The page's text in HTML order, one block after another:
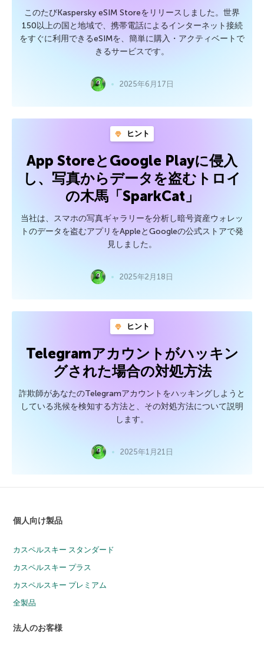
このたびKaspersky eSIM Storeをリリースしました。世界
150以上の国と地域で、携帯電話によるインターネット接続
をすぐに利用できるeSIMを、簡単に購入・アクティベートで
きるサービスです。
2025年6月17日
ヒント
App StoreとGoogle Playに侵入
し、写真からデータを盗むトロイ
の木馬「SparkCat」
当社は、スマホの写真ギャラリーを分析し暗号資産ウォレッ
トのデータを盗むアプリをAppleとGoogleの公式ストアで発
見しました。
2025年2月18日
ヒント
Telegramアカウントがハッキン
グされた場合の対処方法
詐欺師があなたのTelegramアカウントをハッキングしようと
している兆候を検知する方法と、その対処方法について説明
します。
2025年1月21日
個人向け製品
カスペルスキー スタンダード
カスペルスキー プラス
カスペルスキー プレミアム
全製品
法人のお客様